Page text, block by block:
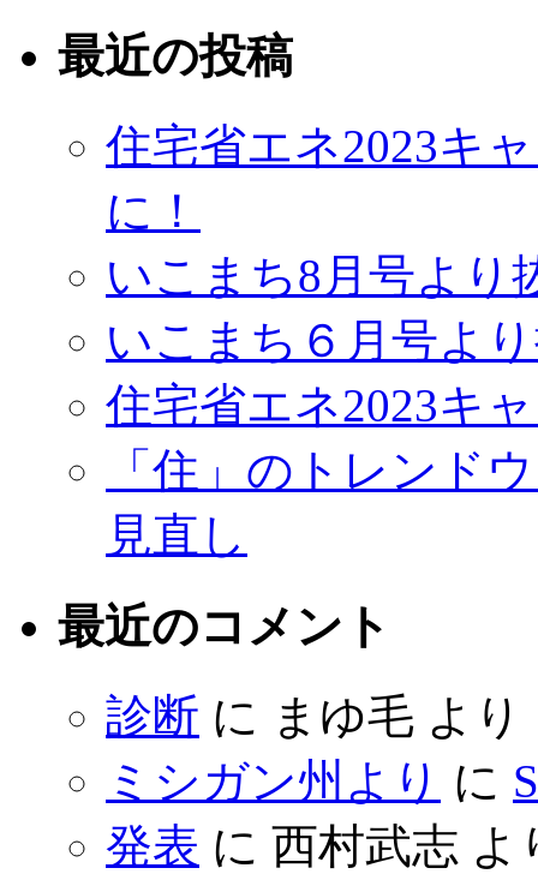
最近の投稿
住宅省エネ2023キ
に！
いこまち8月号よ
いこまち６月号よ
住宅省エネ2023キ
「住」のトレンド
見直し
最近のコメント
診断 に まゆ毛 より
ミシガン州より に
発表 に 西村武志 よ